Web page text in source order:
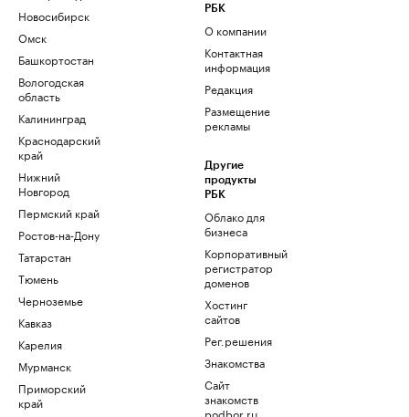
Новосибирск
Омск
Башкортостан
Вологодская
область
Калининград
Краснодарский
край
Нижний
Новгород
Пермский край
Ростов-на-Дону
Татарстан
Тюмень
Черноземье
Кавказ
Карелия
Мурманск
Приморский
край
РБК
О компании
Контактная
информация
Редакция
Размещение
рекламы
Другие
продукты
РБК
Облако для
бизнеса
Корпоративный
регистратор
доменов
Хостинг
сайтов
Рег.решения
Знакомства
Сайт
знакомств
podbor.ru